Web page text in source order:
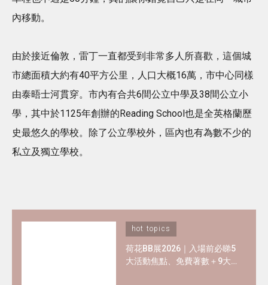
內移動。
由於接近倫敦，雷丁一直都受到非常多人所喜歡，這個城
市總面積大約有40平方公里，人口大概16萬，市中心同樣
由泰晤士河貫穿。市內有合共6間公立中學及38間公立小
學，其中於1125年創辦的Reading School也是全英格蘭歷
史最悠久的學校。除了公立學校外，區內也有為數不少的
私立及獨立學校。
hot topics
荷花BB展2026｜入場前必睇5
大活動焦點、免費著數＋9大